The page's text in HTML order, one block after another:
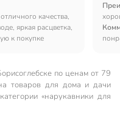
качества,
яркая расцветка,
к покупке
по ценам от 79
товаров для дома и дачи
«нарукавники для